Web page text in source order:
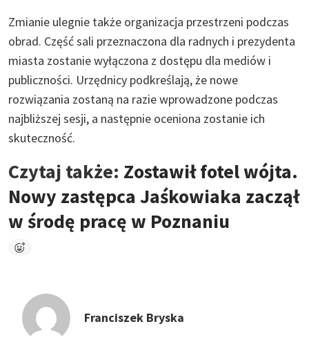
Zmianie ulegnie także organizacja przestrzeni podczas
obrad. Część sali przeznaczona dla radnych i prezydenta
miasta zostanie wyłączona z dostępu dla mediów i
publiczności. Urzędnicy podkreślają, że nowe
rozwiązania zostaną na razie wprowadzone podczas
najbliższej sesji, a następnie oceniona zostanie ich
skuteczność.
Czytaj także: Zostawił fotel wójta.
Nowy zastępca Jaśkowiaka zaczął
w środę pracę w Poznaniu
Franciszek Bryska